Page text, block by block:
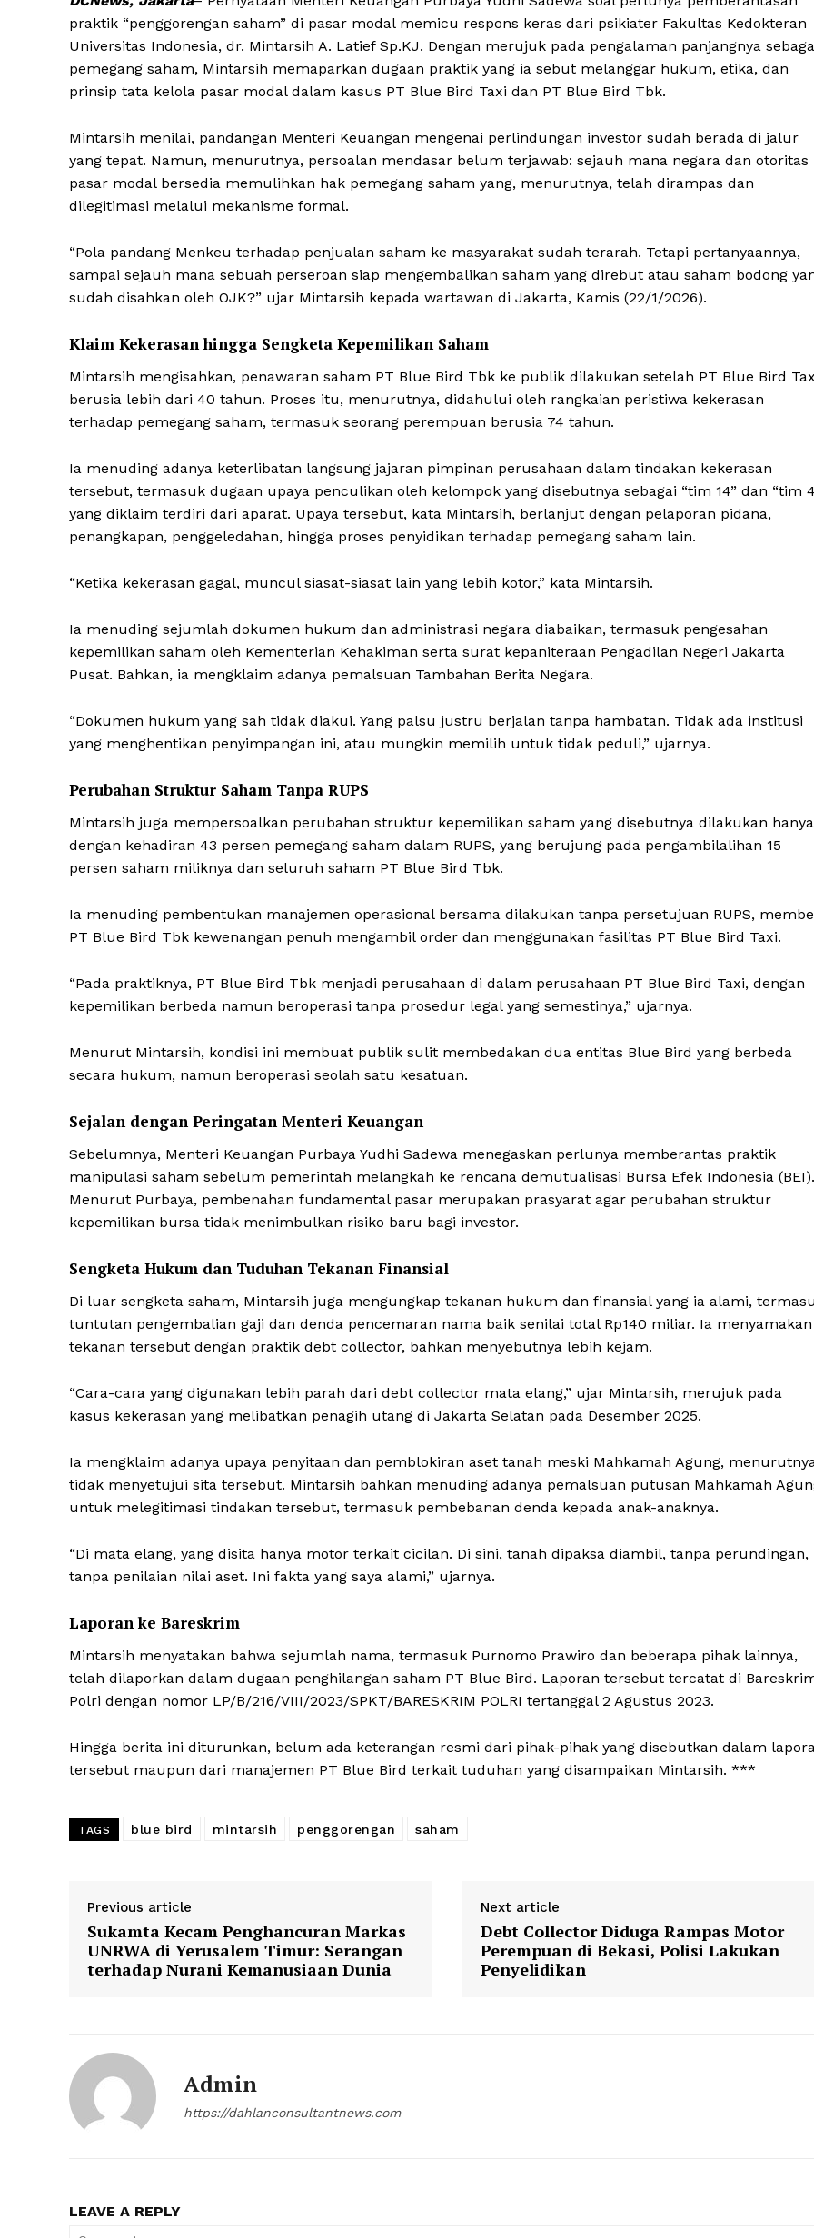
praktik “penggorengan saham” di pasar modal memicu respons keras dari psikiater Fakultas Kedokteran
Universitas Indonesia, dr. Mintarsih A. Latief Sp.KJ. Dengan merujuk pada pengalaman panjangnya
pemegang saham, Mintarsih memaparkan dugaan praktik yang ia sebut melanggar hukum, etika, dan
prinsip tata kelola pasar modal dalam kasus PT Blue Bird Taxi dan PT Blue Bird Tbk.
Mintarsih menilai, pandangan Menteri Keuangan mengenai perlindungan investor sudah berada di jalur
yang tepat. Namun, menurutnya, persoalan mendasar belum terjawab: sejauh mana negara dan otoritas
pasar modal bersedia memulihkan hak pemegang saham yang, menurutnya, telah dirampas dan
dilegitimasi melalui mekanisme formal.
“Pola pandang Menkeu terhadap penjualan saham ke masyarakat sudah terarah. Tetapi pertanyaannya,
sampai sejauh mana sebuah perseroan siap mengembalikan saham yang direbut atau saham bodong
sudah disahkan oleh OJK?” ujar Mintarsih kepada wartawan di Jakarta, Kamis (22/1/2026).
Klaim Kekerasan hingga Sengketa Kepemilikan Saham
Mintarsih mengisahkan, penawaran saham PT Blue Bird Tbk ke publik dilakukan setelah PT Blue Bird
berusia lebih dari 40 tahun. Proses itu, menurutnya, didahului oleh rangkaian peristiwa kekerasan
terhadap pemegang saham, termasuk seorang perempuan berusia 74 tahun.
Ia menuding adanya keterlibatan langsung jajaran pimpinan perusahaan dalam tindakan kekerasan
tersebut, termasuk dugaan upaya penculikan oleh kelompok yang disebutnya sebagai “tim 14” dan “tim
yang diklaim terdiri dari aparat. Upaya tersebut, kata Mintarsih, berlanjut dengan pelaporan pidana,
penangkapan, penggeledahan, hingga proses penyidikan terhadap pemegang saham lain.
“Ketika kekerasan gagal, muncul siasat-siasat lain yang lebih kotor,” kata Mintarsih.
Ia menuding sejumlah dokumen hukum dan administrasi negara diabaikan, termasuk pengesahan
kepemilikan saham oleh Kementerian Kehakiman serta surat kepaniteraan Pengadilan Negeri Jakarta
Pusat. Bahkan, ia mengklaim adanya pemalsuan Tambahan Berita Negara.
“Dokumen hukum yang sah tidak diakui. Yang palsu justru berjalan tanpa hambatan. Tidak ada institusi
yang menghentikan penyimpangan ini, atau mungkin memilih untuk tidak peduli,” ujarnya.
Perubahan Struktur Saham Tanpa RUPS
Mintarsih juga mempersoalkan perubahan struktur kepemilikan saham yang disebutnya dilakukan hanya
dengan kehadiran 43 persen pemegang saham dalam RUPS, yang berujung pada pengambilalihan 15
persen saham miliknya dan seluruh saham PT Blue Bird Tbk.
Ia menuding pembentukan manajemen operasional bersama dilakukan tanpa persetujuan RUPS,
PT Blue Bird Tbk kewenangan penuh mengambil order dan menggunakan fasilitas PT Blue Bird Taxi.
“Pada praktiknya, PT Blue Bird Tbk menjadi perusahaan di dalam perusahaan PT Blue Bird Taxi, dengan
kepemilikan berbeda namun beroperasi tanpa prosedur legal yang semestinya,” ujarnya.
Menurut Mintarsih, kondisi ini membuat publik sulit membedakan dua entitas Blue Bird yang berbeda
secara hukum, namun beroperasi seolah satu kesatuan.
Sejalan dengan Peringatan Menteri Keuangan
Sebelumnya, Menteri Keuangan Purbaya Yudhi Sadewa menegaskan perlunya memberantas praktik
manipulasi saham sebelum pemerintah melangkah ke rencana demutualisasi Bursa Efek Indonesia (BEI).
Menurut Purbaya, pembenahan fundamental pasar merupakan prasyarat agar perubahan struktur
kepemilikan bursa tidak menimbulkan risiko baru bagi investor.
Sengketa Hukum dan Tuduhan Tekanan Finansial
Di luar sengketa saham, Mintarsih juga mengungkap tekanan hukum dan finansial yang ia alami,
tuntutan pengembalian gaji dan denda pencemaran nama baik senilai total Rp140 miliar. Ia menyamakan
tekanan tersebut dengan praktik debt collector, bahkan menyebutnya lebih kejam.
“Cara-cara yang digunakan lebih parah dari debt collector mata elang,” ujar Mintarsih, merujuk pada
kasus kekerasan yang melibatkan penagih utang di Jakarta Selatan pada Desember 2025.
Ia mengklaim adanya upaya penyitaan dan pemblokiran aset tanah meski Mahkamah Agung,
tidak menyetujui sita tersebut. Mintarsih bahkan menuding adanya pemalsuan putusan Mahkamah
untuk melegitimasi tindakan tersebut, termasuk pembebanan denda kepada anak-anaknya.
“Di mata elang, yang disita hanya motor terkait cicilan. Di sini, tanah dipaksa diambil, tanpa perundingan,
tanpa penilaian nilai aset. Ini fakta yang saya alami,” ujarnya.
Laporan ke Bareskrim
Mintarsih menyatakan bahwa sejumlah nama, termasuk Purnomo Prawiro dan beberapa pihak lainnya,
telah dilaporkan dalam dugaan penghilangan saham PT Blue Bird. Laporan tersebut tercatat di
Polri dengan nomor LP/B/216/VIII/2023/SPKT/BARESKRIM POLRI tertanggal 2 Agustus 2023.
Hingga berita ini diturunkan, belum ada keterangan resmi dari pihak-pihak yang disebutkan dalam
tersebut maupun dari manajemen PT Blue Bird terkait tuduhan yang disampaikan Mintarsih. ***
TAGS blue bird mintarsih penggorengan saham
Previous article
Sukamta Kecam Penghancuran Markas
UNRWA di Yerusalem Timur: Serangan
terhadap Nurani Kemanusiaan Dunia
Next article
Debt Collector Diduga Rampas Motor
Perempuan di Bekasi, Polisi Lakukan
Penyelidikan
Admin
https://dahlanconsultantnews.com
LEAVE A REPLY